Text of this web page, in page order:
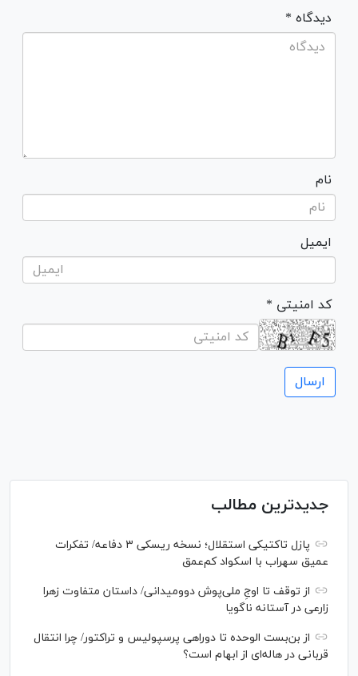
* دیدگاه
نام
ایمیل
* کد امنیتی
جدیدترین مطالب
پازل تاکتیکی استقلال؛ نسخه ریسکی ۳ دفاعه/ تفکرات
عمیق سهراب با اسکواد کم‌عمق
از توقف تا اوجِ ملی‌پوش دوومیدانی/ داستان متفاوت زهرا
زارعی در آستانه ناگویا
از بن‌بست الوحده تا دوراهی پرسپولیس و تراکتور/ چرا انتقال
قربانی در هاله‌ای از ابهام است؟